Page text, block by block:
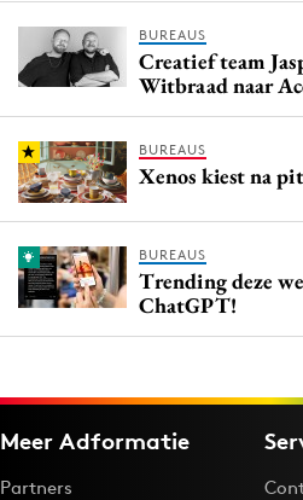
BUREAUS
Creatief team
Witbraad naar
BUREAUS
Xenos kiest na
BUREAUS
Trending deze
ChatGPT!
Meer Adformatie
Partners